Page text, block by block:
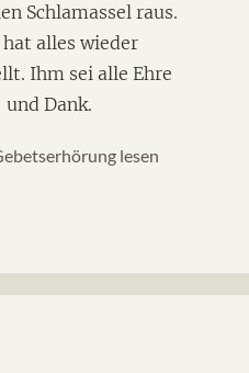
Schlamassel raus.
alles wieder
Ihm sei alle Ehre
und Dank.
lesen